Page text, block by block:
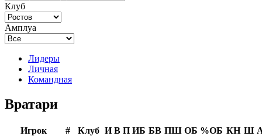
Клуб
Амплуа
Лидеры
Личная
Командная
Вратари
Игрок # Клуб И В П ИБ БВ ПШ ОБ %ОБ КН Ш